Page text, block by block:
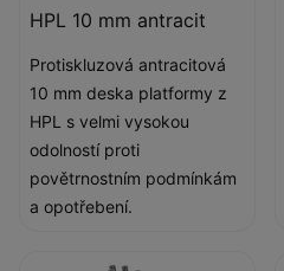
HPL 10 mm antracit
Protiskluzová antracitová
10 mm deska platformy z
HPL s velmi vysokou
odolností proti
povětrnostním podmínkám
a opotřebení.